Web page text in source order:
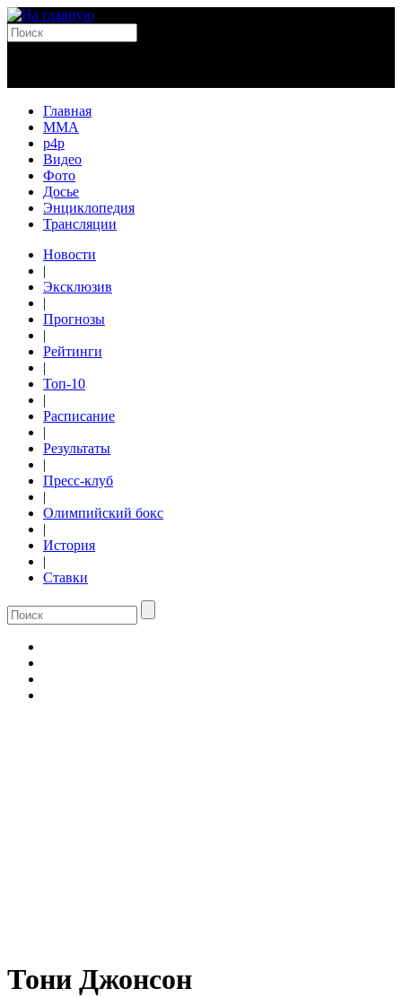
Главная
MMA
p4p
Видео
Фото
Досье
Энциклопедия
Трансляции
Новости
|
Эксклюзив
|
Прогнозы
|
Рейтинги
|
Топ-10
|
Расписание
|
Результаты
|
Пресс-клуб
|
Олимпийский бокс
|
История
|
Ставки
Тони Джонсон